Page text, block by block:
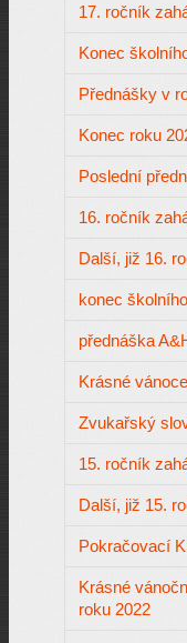
17. ročník
Konec
Přednášky v
Konec roku
Poslední
16. ročník
Další, již 16.
konec
přednáška
Krásné
Zvukařský
15. ročník
Další, již 15.
Pokračovací
Krásné
roku 2022